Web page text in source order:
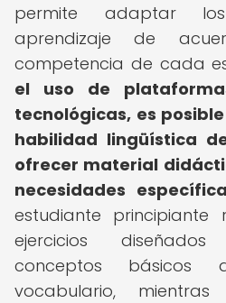
permite adaptar
aprendizaje de
competencia de cada
el uso de
tecnológicas, es
habilidad lingüística
ofrecer material
necesidades
estudiante principiante
ejercicios
conceptos
vocabulario,